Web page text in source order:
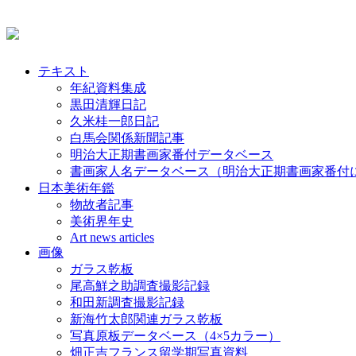
テキスト
年紀資料集成
黒田清輝日記
久米桂一郎日記
白馬会関係新聞記事
明治大正期書画家番付データベース
書画家人名データベース（明治大正期書画家番付
日本美術年鑑
物故者記事
美術界年史
Art news articles
画像
ガラス乾板
尾高鮮之助調査撮影記録
和田新調査撮影記録
新海竹太郎関連ガラス乾板
写真原板データベース（4×5カラー）
畑正吉フランス留学期写真資料